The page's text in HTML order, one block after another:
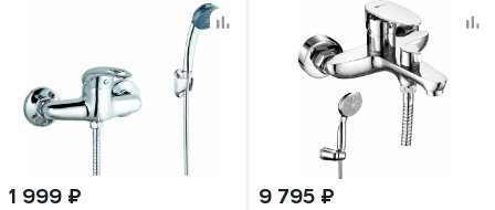
1 999 ₽ 9 795 ₽